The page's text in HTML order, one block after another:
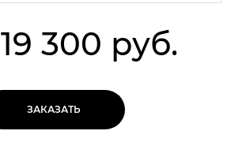
19 300 руб.
ЗАКАЗАТЬ